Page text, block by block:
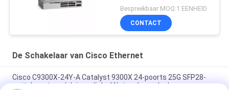
Bespreekbaar MOQ:1 EENHEID
CONTACT
De Schakelaar van Cisco Ethernet
Cisco C9300X-24Y-A Catalyst 9300X 24-poorts 25G SFP28-
switch met modulaire uplinks | Netwerkvoordeel